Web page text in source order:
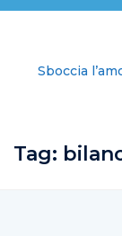
Sboccia
Tag: